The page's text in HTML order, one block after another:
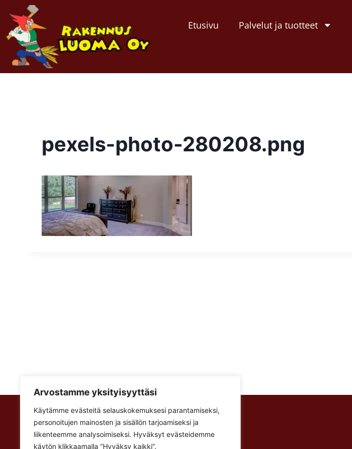
Arvostamme yksityisyyttäsi
Käytämme evästeitä selauskokemuksesi parantamiseksi,
personoitujen mainosten ja sisällön tarjoamiseksi ja
liikenteemme analysoimiseksi. Hyväksyt evästeidemme
käytön klikkaamalla ”Hyväksy kaikki”.
Etusivu Palvelut ja tuotteet
pexels-photo-280208.png
Rakennus Luoma Oy
Korventie 64
Paalijärvi